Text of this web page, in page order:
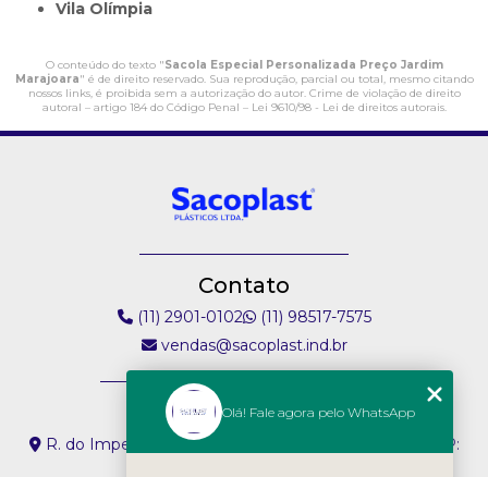
Vila Olímpia
O conteúdo do texto "Sacola Especial Personalizada Preço Jardim
Marajoara" é de direito reservado. Sua reprodução, parcial ou total, mesmo citando
nossos links, é proibida sem a autorização do autor. Crime de violação de direito
autoral – artigo 184 do Código Penal – Lei 9610/98 - Lei de direitos autorais.
Contato
(11) 2901-0102
(11) 98517-7575
vendas@sacoplast.ind.br
Endereço
R. do Imperador, 304 - Vila Paiva São Paulo - SP - CEP:
Olá! Fale agora pelo WhatsApp